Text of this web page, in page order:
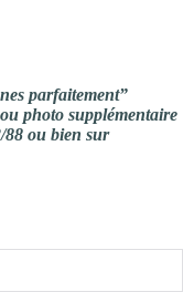
parfaitement”
photo supplémentaire
88 ou bien sur